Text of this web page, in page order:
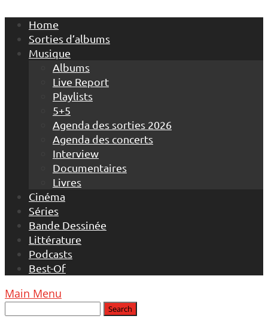
Home
Sorties d’albums
Musique
Albums
Live Report
Playlists
5+5
Agenda des sorties 2026
Agenda des concerts
Interview
Documentaires
Livres
Cinéma
Séries
Bande Dessinée
Littérature
Podcasts
Best-Of
Main Menu